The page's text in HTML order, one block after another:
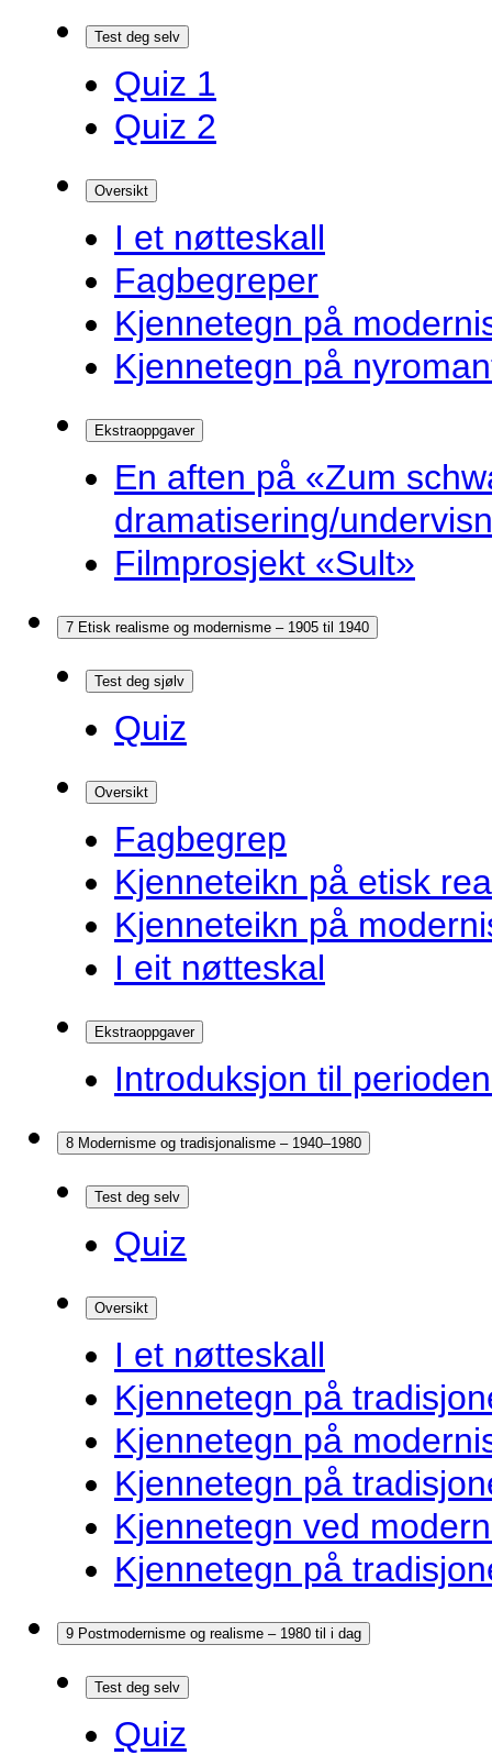
Test deg selv
Quiz 1
Quiz 2
Oversikt
I et nøtteskall
Fagbegreper
Kjennetegn på
Kjennetegn på
Ekstraoppgaver
En aften på «Zum
dramatisering/
Filmprosjekt «Sult»
7 Etisk realisme og modernisme – 1905 til 1940
Test deg sjølv
Quiz
Oversikt
Fagbegrep
Kjenneteikn på etisk
Kjenneteikn på
I eit nøtteskal
Ekstraoppgaver
Introduksjon til
8 Modernisme og tradisjonalisme – 1940–1980
Test deg selv
Quiz
Oversikt
I et nøtteskall
Kjennetegn på
Kjennetegn på
Kjennetegn på
Kjennetegn ved
Kjennetegn på
9 Postmodernisme og realisme – 1980 til i dag
Test deg selv
Quiz